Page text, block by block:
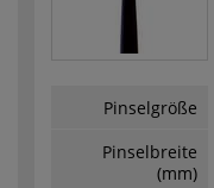
Pinselgröße
Pinselbreite
(mm)